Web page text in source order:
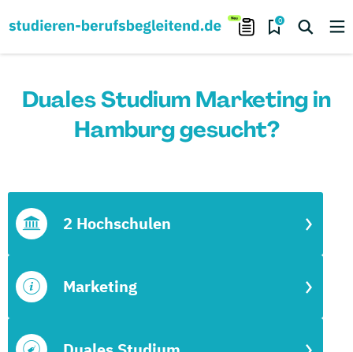
0
Duales Studium Marketing in
Hamburg gesucht?
Marketing
2 Hochschulen